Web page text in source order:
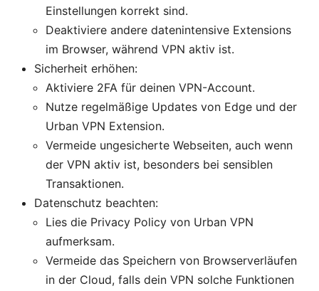
Einstellungen korrekt sind.
Deaktiviere andere datenintensive Extensions
im Browser, während VPN aktiv ist.
Sicherheit erhöhen:
Aktiviere 2FA für deinen VPN-Account.
Nutze regelmäßige Updates von Edge und der
Urban VPN Extension.
Vermeide ungesicherte Webseiten, auch wenn
der VPN aktiv ist, besonders bei sensiblen
Transaktionen.
Datenschutz beachten:
Lies die Privacy Policy von Urban VPN
aufmerksam.
Vermeide das Speichern von Browserverläufen
in der Cloud, falls dein VPN solche Funktionen